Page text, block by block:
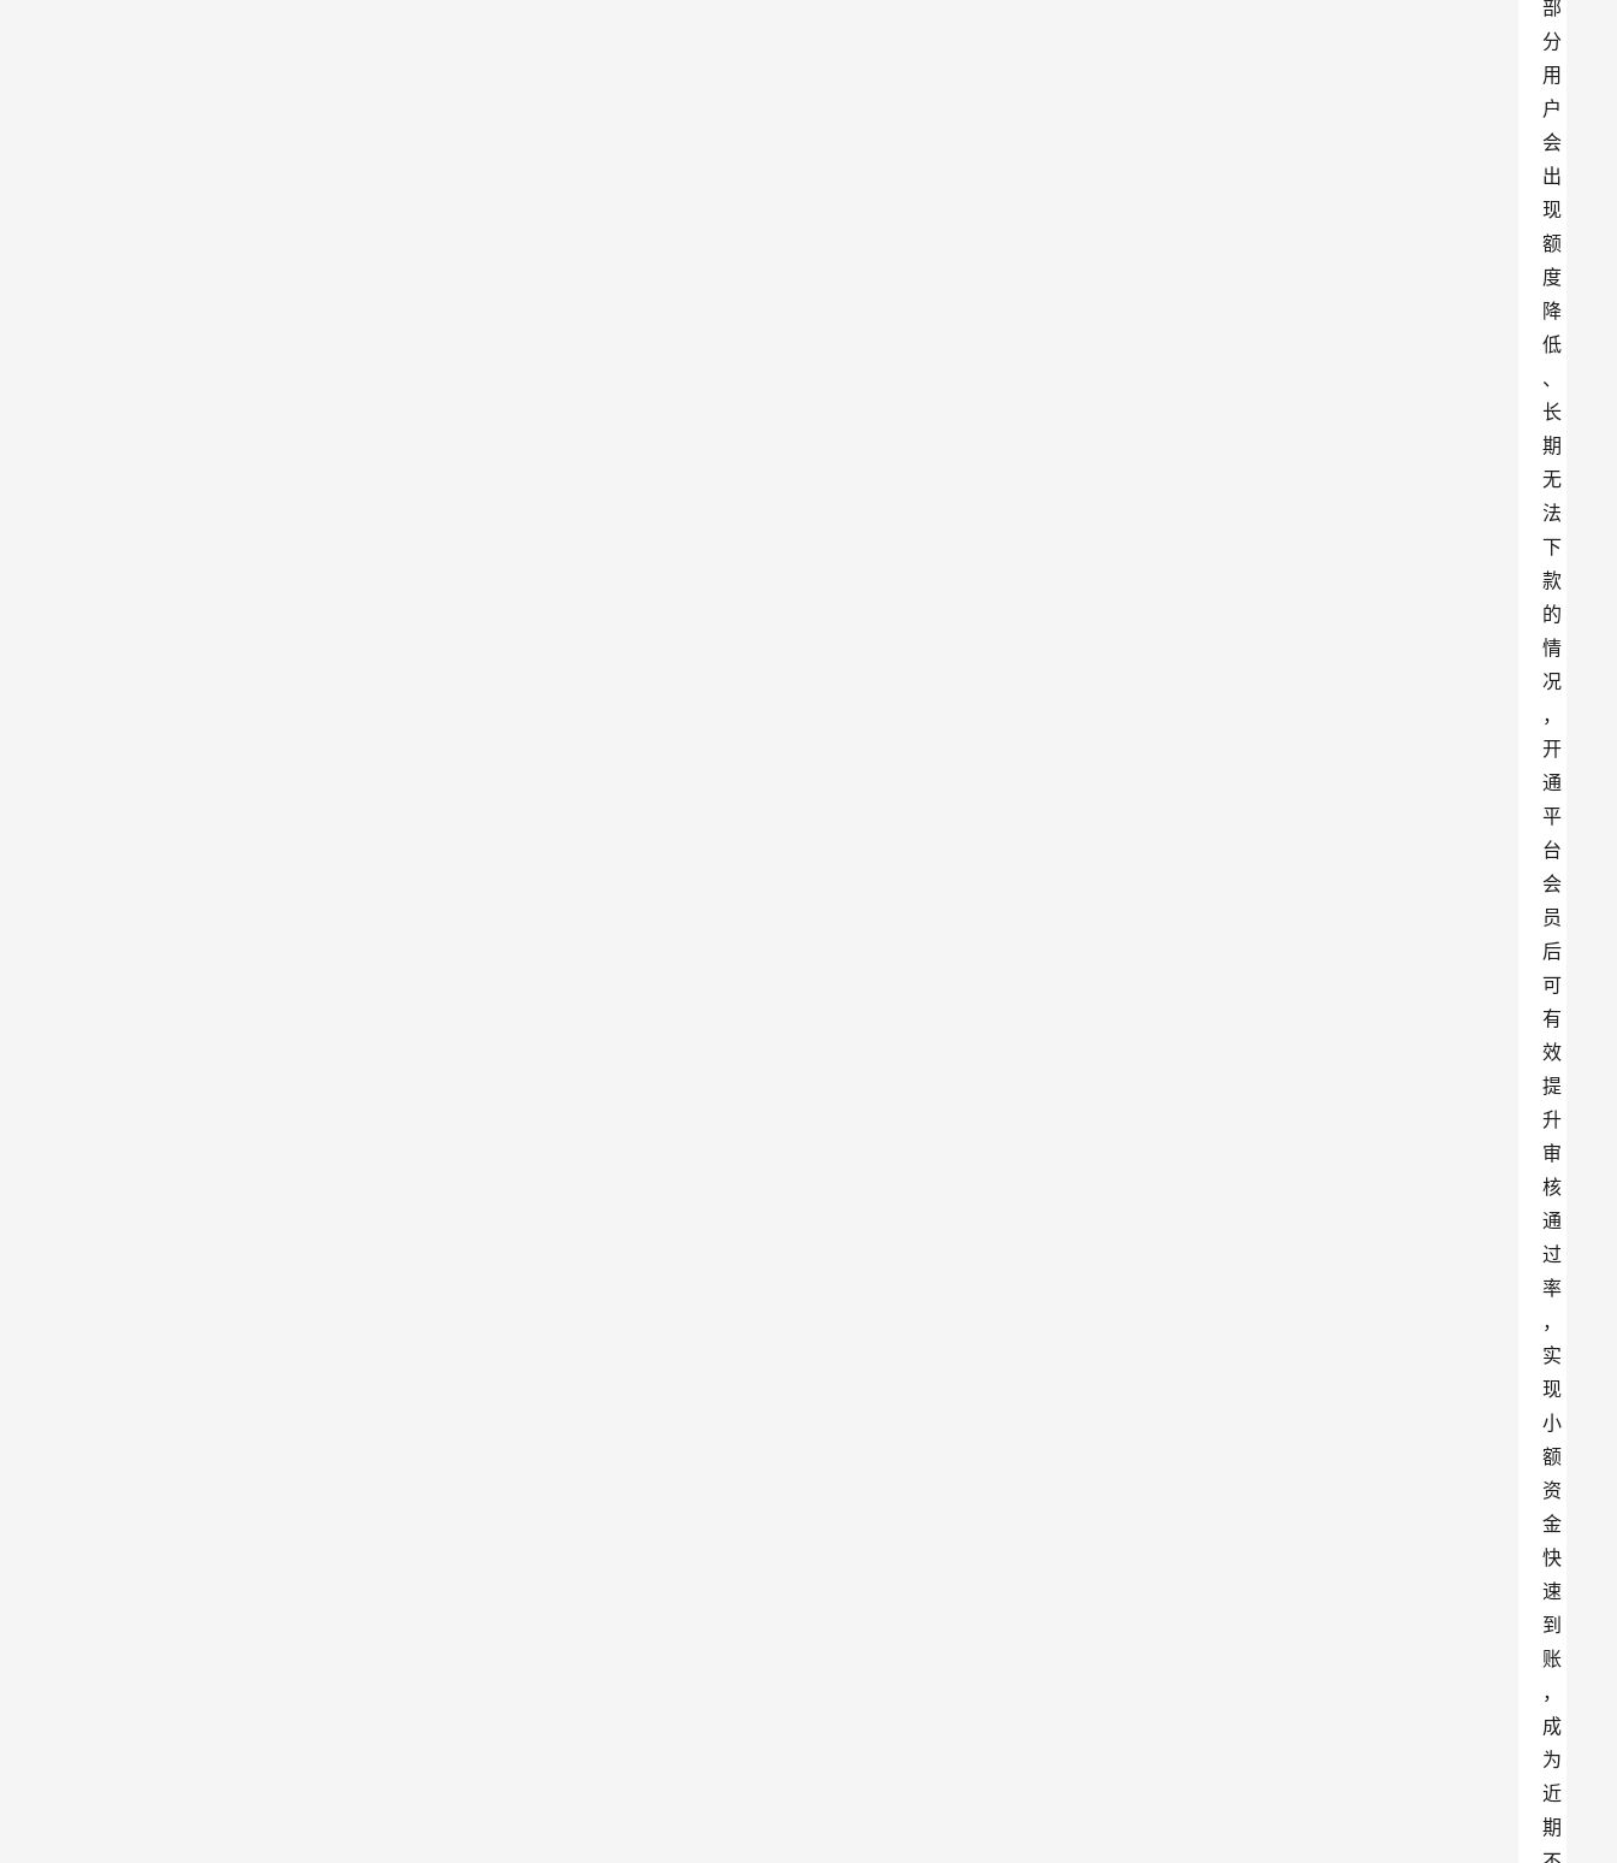
部
分
用
户
会
出
现
额
度
降
低
、
长
期
无
法
下
款
的
情
况
，
开
通
平
台
会
员
后
可
有
效
提
升
审
核
通
过
率
，
实
现
小
额
资
金
快
速
到
账
，
成
为
近
期